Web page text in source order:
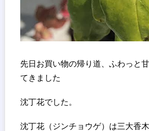
先日お買い物の帰り道、ふわっと
てきました
沈丁花でした。
沈丁花（ジンチョウゲ）は三大香